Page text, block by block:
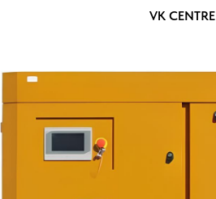
VK CENTRE